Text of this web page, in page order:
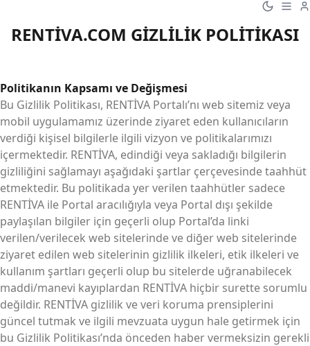
RENTİVA.COM GİZLİLİK POLİTİKASI
Politikanın Kapsamı ve Değişmesi
Bu Gizlilik Politikası, RENTİVA Portalı’nı web sitemiz veya
mobil uygulamamız üzerinde ziyaret eden kullanıcıların
verdiği kişisel bilgilerle ilgili vizyon ve politikalarımızı
içermektedir. RENTİVA, edindiği veya sakladığı bilgilerin
gizliliğini sağlamayı aşağıdaki şartlar çerçevesinde taahhüt
etmektedir. Bu politikada yer verilen taahhütler sadece
RENTİVA ile Portal aracılığıyla veya Portal dışı şekilde
paylaşılan bilgiler için geçerli olup Portal’da linki
verilen/verilecek web sitelerinde ve diğer web sitelerinde
ziyaret edilen web sitelerinin gizlilik ilkeleri, etik ilkeleri ve
kullanım şartları geçerli olup bu sitelerde uğranabilecek
maddi/manevi kayıplardan RENTİVA hiçbir surette sorumlu
değildir. RENTİVA gizlilik ve veri koruma prensiplerini
güncel tutmak ve ilgili mevzuata uygun hale getirmek için
bu Gizlilik Politikası’nda önceden haber vermeksizin gerekli